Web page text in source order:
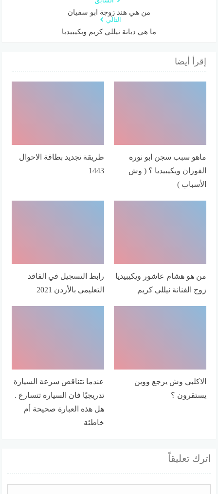
من هي هند زوجة ابو سفيان
التالي
ما هي ديانة نيللي كريم ويكيبيديا
إقرأ أيضا
ماهو سبب سجن ابو نوره
الفوزان ويكيبيديا ؟ ( وش
الأسباب )
طريقة تجديد بطاقة الاحوال
1443
من هو هشام عاشور ويكيبيديا
زوج الفنانة نيللي كريم
رابط التسجيل في الفاقد
التعليمي بالأردن 2021
الاكلبي وش يرجع ووين
يستقرون ؟
عندما تتناقص سرعة السيارة
تدريجيًا فان السيارة تتسارع .
هل هذه العبارة صحيحة أم
خاطئة
اترك تعليقاً